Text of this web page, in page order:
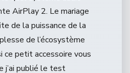
AirPlay 2. Le mariage
de la puissance de la
de l’écosystème
ce petit accessoire vous
j’ai publié le test